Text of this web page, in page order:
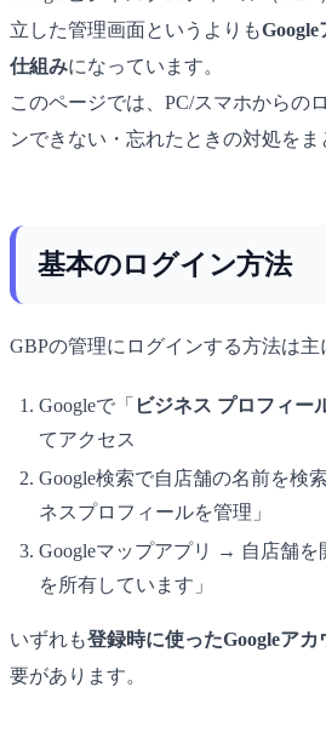
立した管理画面というよりも
仕組みになっています。
このページでは、PC/スマホからの
ンできない・忘れたときの対処をま
基本のログイン方法
GBPの管理にログインする方法は主
Googleで「 ビジネス プロフィー
てアクセス
Google検索で自店舗の名前を検
ネスプロフィールを管理」
Googleマップアプリ → 自店舗
を所有しています」
いずれも登録時に使ったGoogleアカ
要があります。